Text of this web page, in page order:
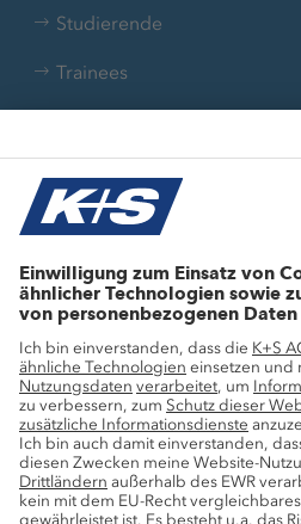
Studierende
Trainees
Aktuelle Themen
Stellenangebote
Wachstumsprojekte
Innovation
Nachhaltigkeit
Service
Pressekontakte